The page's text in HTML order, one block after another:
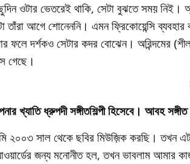
ওটার ভেতরেই থাকি, সেটা বুঝতে সময় নিই।
তাঁরা আগে শোনেননি। এমন ফ্রিকোয়েন্সি
ফলে দর্শকও সেটার কদর বোঝেন। অরিন্দমের
গেছে।
খ্যাতি ধ্রুপদী সঙ্গীতশিল্পী হিসেবে। আবহ
২০০৩ সাল থেকে ছবির মিউজ়িক করছি। তখন
জন্য মনোনীত হল, তখন ভাবলাম আমার